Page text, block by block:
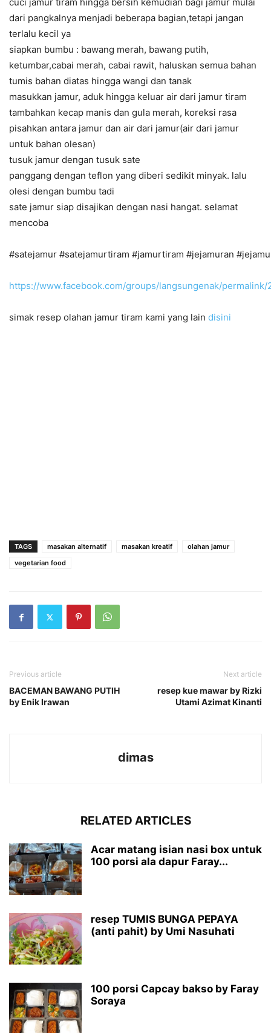
dari pangkalnya menjadi beberapa bagian,tetapi jangan
terlalu kecil ya
siapkan bumbu : bawang merah, bawang putih,
ketumbar,cabai merah, cabai rawit, haluskan semua bahan
tumis bahan diatas hingga wangi dan tanak
masukkan jamur, aduk hingga keluar air dari jamur tiram
tambahkan kecap manis dan gula merah, koreksi rasa
pisahkan antara jamur dan air dari jamur(air dari jamur
untuk bahan olesan)
tusuk jamur dengan tusuk sate
panggang dengan teflon yang diberi sedikit minyak. lalu
olesi dengan bumbu tadi
sate jamur siap disajikan dengan nasi hangat. selamat
mencoba
#satejamur #satejamurtiram #jamurtiram #jejamuran #
https://www.facebook.com/groups/langsungenak/
simak resep olahan jamur tiram kami yang lain disini
TAGS masakan alternatif masakan kreatif
olahan jamur
vegetarian food
Previous article
BACEMAN BAWANG PUTIH
by Enik Irawan
Next article
resep kue mawar by Rizki
Utami Azimat Kinanti
dimas
RELATED ARTICLES
Acar matang isian nasi box untuk
100 porsi ala dapur Faray...
resep TUMIS BUNGA PEPAYA
(anti pahit) by Umi Nasuhati
100 porsi Capcay bakso by Faray
Soraya